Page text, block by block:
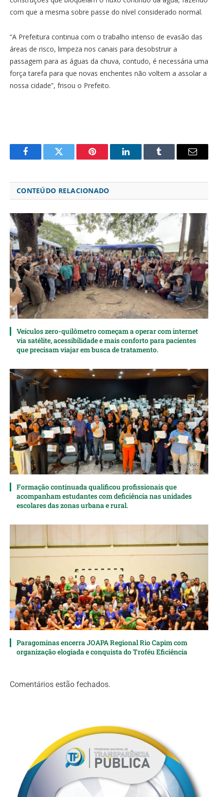
com que a mesma sobre passe do nível considerado normal.
“A Prefeitura continua com o trabalho intenso de evasão das
áreas de risco, limpeza nos canais para desobstruir a
passagem para as águas da chuva, contudo, é necessária uma
força tarefa para que novas enchentes não voltem a assolar a
nossa cidade”, frisou o Prefeito.
FacebookTwitter Pinterest LinkedInTumblr Email
CONTEÚDO RELACIONADO
Veículos zero-quilômetro começam a operar com internet
via satélite, acessibilidade e mais conforto para pacientes
que precisam viajar em busca de tratamento.
Formação continuada qualificou profissionais que
acompanham estudantes com deficiência nas unidades
escolares das zonas urbana e rural.
Paragominas encerra JOAPA Regional Rio Capim com
organização elogiada e conquista do Troféu Eficiência
Comentários estão fechados.